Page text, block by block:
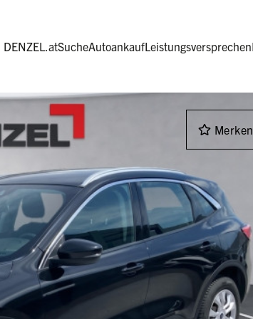
DENZEL.atSucheAutoankaufLeistungsversprechen